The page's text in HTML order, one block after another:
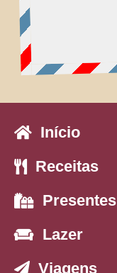
Início
Receitas
Presentes
Lazer
Viagens